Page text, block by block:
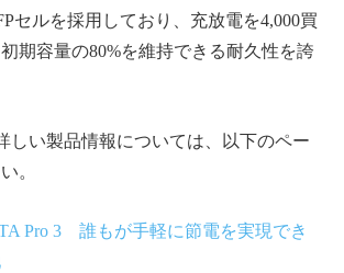
セルを採用しており、充放電を4,000買
期容量の80%を維持できる耐久性を誇
しい製品情報については、以下のペー
。
Pro 3 誰もが手軽に節電を実現でき